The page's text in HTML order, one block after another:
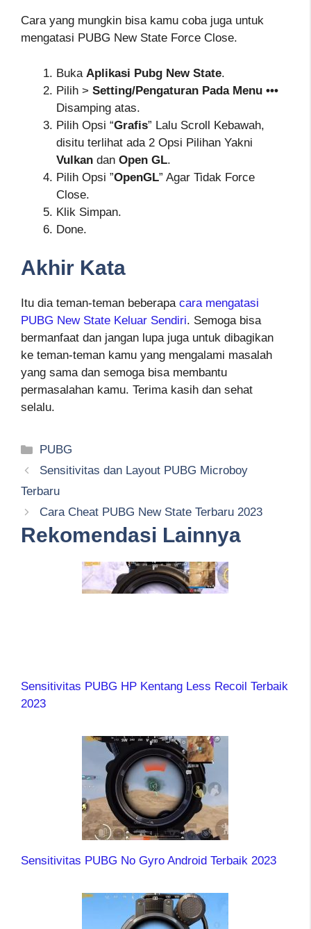
Cara yang mungkin bisa kamu coba juga untuk
mengatasi PUBG New State Force Close.
Buka Aplikasi Pubg New State.
Pilih > Setting/Pengaturan Pada Menu •••
Disamping atas.
Pilih Opsi “Grafis” Lalu Scroll Kebawah,
disitu terlihat ada 2 Opsi Pilihan Yakni
Vulkan dan Open GL.
Pilih Opsi ”OpenGL” Agar Tidak Force
Close.
Klik Simpan.
Done.
Akhir Kata
Itu dia teman-teman beberapa cara mengatasi
PUBG New State Keluar Sendiri. Semoga bisa
bermanfaat dan jangan lupa juga untuk dibagikan
ke teman-teman kamu yang mengalami masalah
yang sama dan semoga bisa membantu
permasalahan kamu. Terima kasih dan sehat
selalu.
Kategori
PUBG
Sensitivitas dan Layout PUBG Microboy
Terbaru
Cara Cheat PUBG New State Terbaru 2023
Rekomendasi Lainnya
Sensitivitas PUBG HP Kentang Less Recoil Terbaik
2023
Sensitivitas PUBG No Gyro Android Terbaik 2023